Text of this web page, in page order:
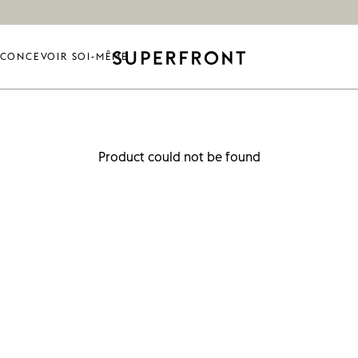
CONCEVOIR SOI-MÊME
Product could not be found